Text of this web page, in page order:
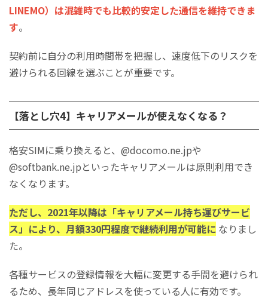
LINEMO）は混雑時でも比較的安定した通信を維持できま
す。
契約前に自分の利用時間帯を把握し、速度低下のリスクを
避けられる回線を選ぶことが重要です。
【落とし穴4】キャリアメールが使えなくなる？
格安SIMに乗り換えると、@docomo.ne.jpや
@softbank.ne.jpといったキャリアメールは原則利用でき
なくなります。
ただし、2021年以降は「キャリアメール持ち運びサービ
ス」により、月額330円程度で継続利用が可能に なりまし
た。
各種サービスの登録情報を大幅に変更する手間を避けられ
るため、長年同じアドレスを使っている人に有効です。